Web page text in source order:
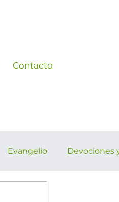
Contacto
Evangelio Devociones